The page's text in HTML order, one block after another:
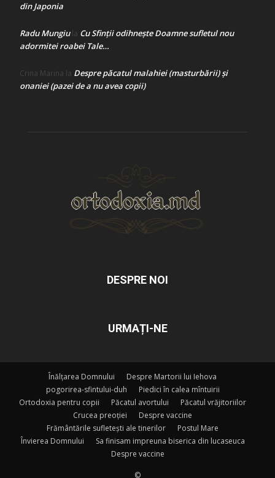
din Japonia
Radu Mungiula Cu Sfinții odihnește Doamne sufletul nou
adormitei roabei Tale…
Crina Marina la Despre păcatul malahiei (masturbării) şi
onaniei (pazei de a nu avea copii)
DESPRE NOI
URMAȚI-NE
Înălțarea Domnului
Despre Martorii lui Iehova
pogorirea-sfintului-duh
Piedici în calea mîntuirii
Ortodoxia pentru copii
Păcatul avortului
Păcatul vrăjitoriilor
Crucea preoției
Despre vaccine
Frământările sufletești ale tinerilor
Postul Mare
Învierea Domnului
Sa finisam impreuna biserica din lucaseuca
Despre vaccine
©